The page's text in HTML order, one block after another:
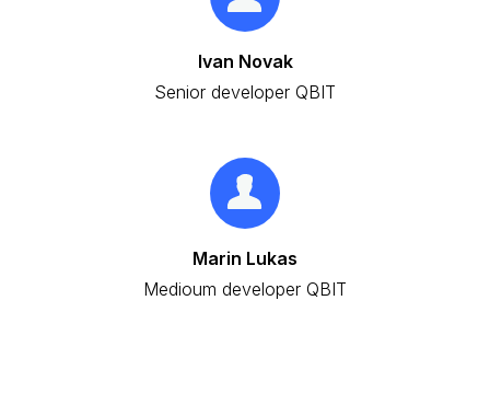
Ivan Novak
Senior developer QBIT
Marin Lukas
Medioum developer QBIT